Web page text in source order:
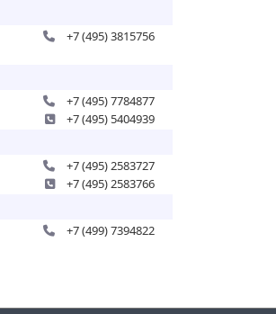
+7 (495) 3815756
+7 (495) 7784877
+7 (495) 5404939
+7 (495) 2583727
+7 (495) 2583766
+7 (499) 7394822